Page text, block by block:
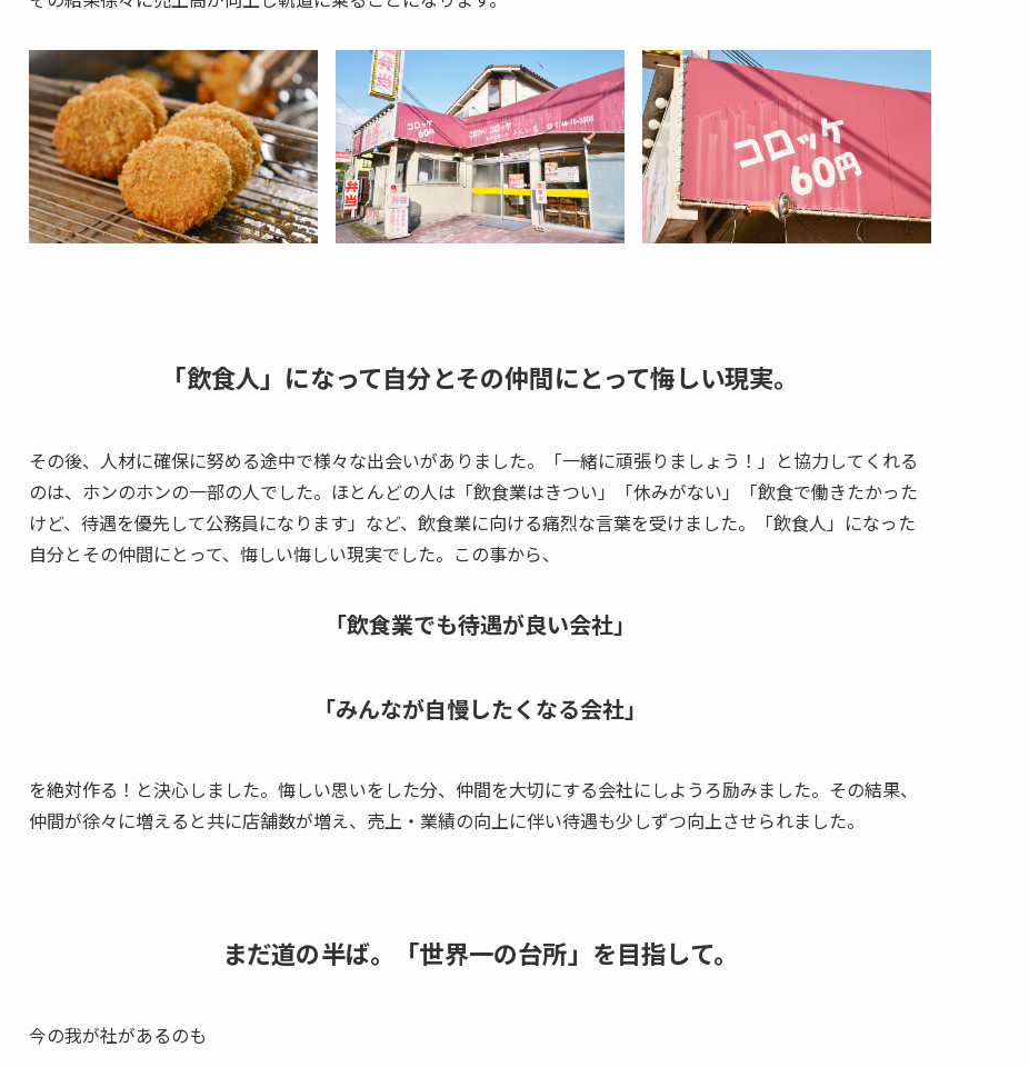
「飲食人」になって自分とその仲間にとって悔しい現実。
その後、人材に確保に努める途中で様々な出会いがありました。「一緒に頑張りましょう！」と協力してくれる
のは、ホンのホンの一部の人でした。ほとんどの人は「飲食業はきつい」「休みがない」「飲食で働きたかった
けど、待遇を優先して公務員になります」など、飲食業に向ける痛烈な言葉を受けました。「飲食人」になった
自分とその仲間にとって、悔しい悔しい現実でした。この事から、
「飲食業でも待遇が良い会社」
「みんなが自慢したくなる会社」
を絶対作る！と決心しました。悔しい思いをした分、仲間を大切にする会社にしようろ励みました。その結果、
仲間が徐々に増えると共に店舗数が増え、売上・業績の向上に伴い待遇も少しずつ向上させられました。
まだ道の半ば。「世界一の台所」を目指して。
今の我が社があるのも